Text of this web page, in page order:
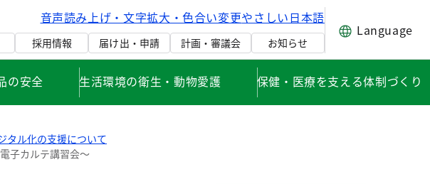
音声読み上げ・文字拡大・色合い変更やさしい日本語
採用情報 届け出・申請 計画・審議会 お知らせ
Language
の安全 生活環境の衛生・動物愛護 保健・医療を支える体制づくり
タル化の支援について
子カルテ講習会～